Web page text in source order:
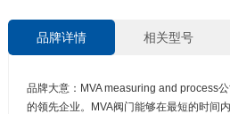
品牌详情 相关型号
品牌大意：MVA measuring and process
的领先企业。MVA阀门能够在最短的时间